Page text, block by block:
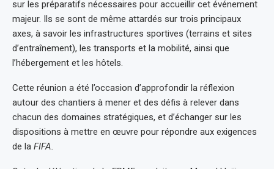
sur les préparatifs nécessaires pour accueillir cet événement
majeur. Ils se sont de même attardés sur trois principaux
axes, à savoir les infrastructures sportives (terrains et sites
d’entraînement), les transports et la mobilité, ainsi que
l’hébergement et les hôtels.
Cette réunion a été l’occasion d’approfondir la réflexion
autour des chantiers à mener et des défis à relever dans
chacun des domaines stratégiques, et d’échanger sur les
dispositions à mettre en œuvre pour répondre aux exigences
de la FIFA.